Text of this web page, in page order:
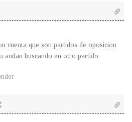
cuenta que son partidos de oposicion
buscando en otro partido